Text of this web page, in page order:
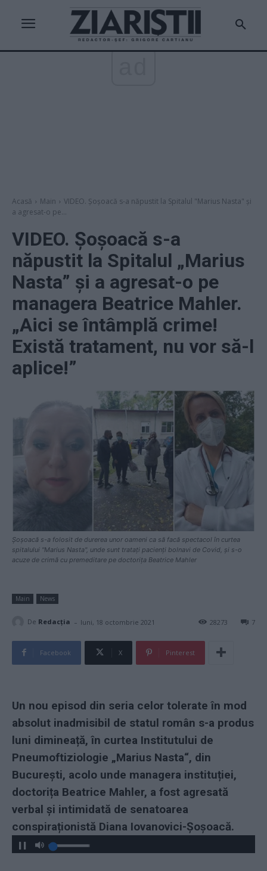
Acasă Main
VIDEO. Șoșoacă s-a năpustit la Spitalul "Marius Nasta" și
a agresat-o pe...
VIDEO. Șoșoacă s-a
năpustit la Spitalul „Marius
Nasta” și a agresat-o pe
managera Beatrice Mahler.
„Aici se întâmplă crime!
Există tratament, nu vor să-l
aplice!”
Șoșoacă s-a folosit de durerea unor oameni ca să facă spectacol în curtea
spitalului "Marius Nasta", unde sunt tratați pacienți bolnavi de Covid, și s-o
acuze de crimă cu premeditare pe doctorița Beatrice Mahler
Main News
De Redacţia - luni, 18 octombrie 2021 7
28273
Facebook X Pinterest
Un nou episod din seria celor tolerate în mod
absolut inadmisibil de statul român s-a produs
luni dimineață, în curtea Institutului de
Pneumoftiziologie „Marius Nasta“, din
București, acolo unde managera instituției,
doctorița Beatrice Mahler, a fost agresată
verbal și intimidată de senatoarea
conspiraționistă Diana Iovanovici-Șoșoacă.